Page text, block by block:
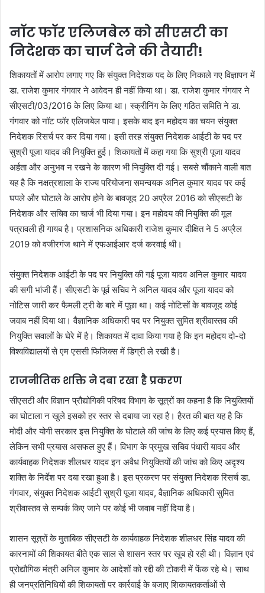
नॉट फॉर एलिजबेल को सीएसटी का
निदेशक का चार्ज देने की तैयारी!
शिकायतों में आरोप लगाए गए कि संयुक्त निदेशक पद के लिए निकाले गए विज्ञापन में
डा. राजेश कुमार गंगवार ने आवेदन ही नहीं किया था। डा. राजेश कुमार गंगवार ने
सीएसटी/03/2016 के लिए किया था। स्क्रीनिंग के लिए गठित समिति ने डा.
गंगवार को नॉट फॉर एलिजबेल पाया। इसके बाद इन महोदय का चयन संयुक्त
निदेशक रिसर्च पर कर दिया गया। इसी तरह संयुक्त निदेशक आईटी के पद पर
सुश्री पूजा यादव की नियुक्ति हुई। शिकायतों में कहा गया कि सुश्री पूजा यादव
अर्हता और अनुभव न रखने के कारण भी नियुक्ति दी गई। सबसे चौंकाने वाली बात
यह है कि नक्षत्रशाला के राज्य परियोजना समन्वयक अनिल कुमार यादव पर कई
घपले और घोटाले के आरोप होने के बावजूद 20 अप्रैल 2016 को सीएसटी के
निदेशक और सचिव का चार्ज भी दिया गया। इन महोदय की नियुक्ति की मूल
पत्रावली ही गायब है। प्रशासनिक अधिकारी राजेश कुमार दीक्षित ने 5 अप्रैल
2019 को वजीरगंज थाने में एफआईआर दर्ज करवाई थी।
संयुक्त निदेशक आईटी के पद पर नियुक्ति की गई पूजा यादव अनिल कुमार यादव
की सगी भांजी हैं। सीएसटी के पूर्व सचिव ने अनिल यादव और पूजा यादव को
नोटिस जारी कर फैमली ट्री के बारे में पूछा था। कई नोटिसों के बावजूद कोई
जवाब नहीं दिया था। वैज्ञानिक अधिकारी पद पर नियुक्त सुमित श्रीवास्तव की
नियुक्ति सवालों के घेरे में है। शिकायत में दावा किया गया है कि इन महोदय दो-दो
विश्वविद्यालयों से एम एससी फिजिक्स में डिग्री ले रखी है।
राजनीतिक शक्ति ने दबा रखा है प्रकरण
सीएसटी और विज्ञान प्रौद्योगिकी परिषद विभाग के सूत्रों का कहना है कि नियुक्तियों
का घोटाला न खुले इसको हर स्तर से दबाया जा रहा है। हैरत की बात यह है कि
मोदी और योगी सरकार इस नियुक्ति के घोटाले की जांच के लिए कई प्रयास किए हैं,
लेकिन सभी प्रयास असफल हुए हैं। विभाग के प्रमुख सचिव पंधारी यादव और
कार्यवाहक निदेशक शीलधर यादव इन अवैध नियुक्तियों की जांच को किए अदृश्य
शक्ति के निर्देश पर दबा रखा हुआ है। इस प्रकरण पर संयुक्त निदेशक रिसर्च डा.
गंगवार, संयुक्त निदेशक आईटी सुश्री पूजा यादव, वैज्ञानिक अधिकारी सुमित
श्रीवास्तव से सम्पर्क किए जाने पर कोई भी जवाब नहीं दिया है।
शासन सूत्रों के मुताबिक सीएसटी के कार्यवाहक निदेशक शीलधर सिंह यादव की
कारनामों की शिकायत बीते एक साल से शासन स्तर पर खूब हो रही थी। विज्ञान एवं
प्रोद्यौगिक मंत्री अनिल कुमार के आदेशों को रद्दी की टोकरी में फेंक रहे थे। साथ
ही जनप्रतिनिधियों की शिकायतों पर कार्रवाई के बजाए शिकायतकर्ताओं से